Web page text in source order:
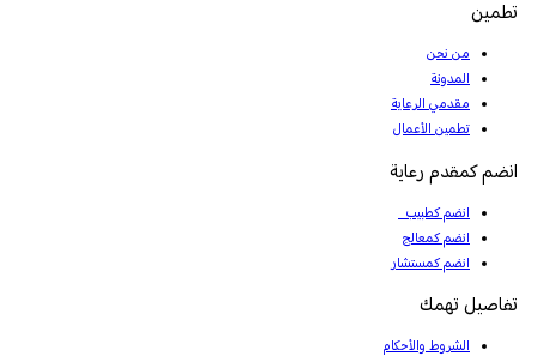
تطمين
من نحن
المدونة
مقدمي الرعاية
تطمين الأعمال
انضم كمقدم رعاية
انضم كطبيب
انضم كمعالج
انضم كمستشار
تفاصيل تهمك
الشروط والأحكام